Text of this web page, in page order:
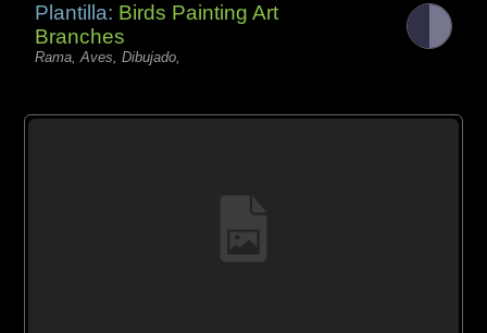
Plantilla: Birds Painting Art
Branches
Rama, Aves, Dibujado,